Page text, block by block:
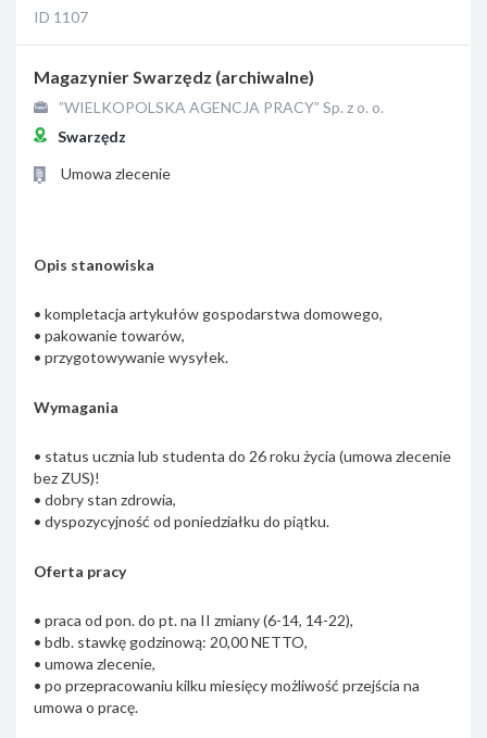
ID 1107
Magazynier Swarzędz (archiwalne)
”WIELKOPOLSKA AGENCJA PRACY” Sp. z o. o.
Swarzędz
Umowa zlecenie
Opis stanowiska
• kompletacja artykułów gospodarstwa domowego,
• pakowanie towarów,
• przygotowywanie wysyłek.
Wymagania
• status ucznia lub studenta do 26 roku życia (umowa zlecenie
bez ZUS)!
• dobry stan zdrowia,
• dyspozycyjność od poniedziałku do piątku.
Oferta pracy
• praca od pon. do pt. na II zmiany (6-14, 14-22),
• bdb. stawkę godzinową: 20,00 NETTO,
• umowa zlecenie,
• po przepracowaniu kilku miesięcy możliwość przejścia na
umowa o pracę.